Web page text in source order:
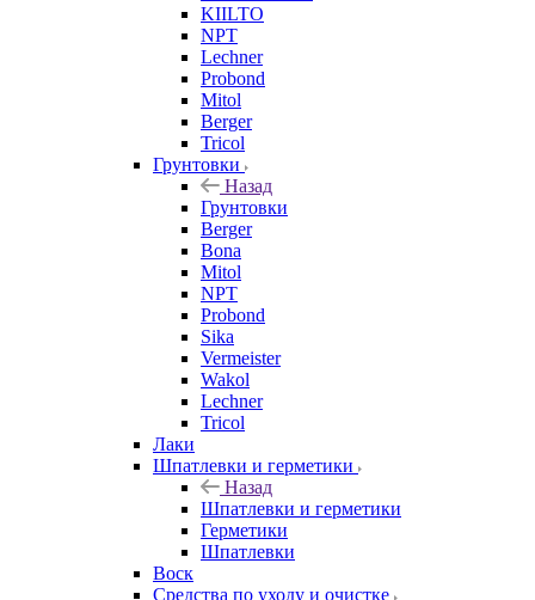
KIILTO
NPT
Lechner
Probond
Mitol
Berger
Tricol
Грунтовки
Назад
Грунтовки
Berger
Bona
Mitol
NPT
Probond
Sika
Vermeister
Wakol
Lechner
Tricol
Лаки
Шпатлевки и герметики
Назад
Шпатлевки и герметики
Герметики
Шпатлевки
Воск
Средства по уходу и очистке